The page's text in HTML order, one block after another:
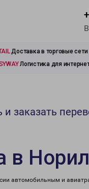
Доставка в торговые
Логистика для
и заказать
в
автомобильным и